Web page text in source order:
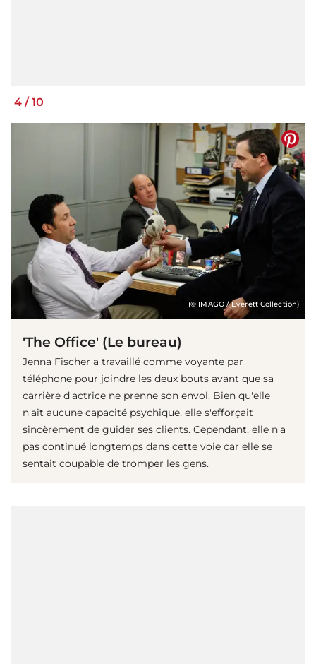
4 / 10
(© IMAGO / Everett Collection)
'The Office' (Le bureau)
Jenna Fischer a travaillé comme voyante par
téléphone pour joindre les deux bouts avant que sa
carrière d'actrice ne prenne son envol. Bien qu'elle
n'ait aucune capacité psychique, elle s'efforçait
sincèrement de guider ses clients. Cependant, elle n'a
pas continué longtemps dans cette voie car elle se
sentait coupable de tromper les gens.